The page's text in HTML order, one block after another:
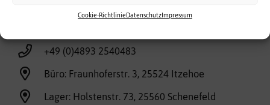
Cookie-RichtlinieDatenschutzImpressum
+49 (0)4893 2540483
Büro: Fraunhoferstr. 3, 25524 Itzehoe
Lager: Holstenstr. 73, 25560 Schenefeld